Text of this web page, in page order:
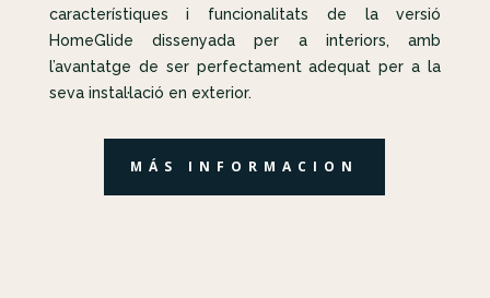
característiques i funcionalitats de la versió
HomeGlide dissenyada per a interiors, amb
l’avantatge de ser perfectament adequat per a la
seva instal·lació en exterior.
MÁS INFORMACION